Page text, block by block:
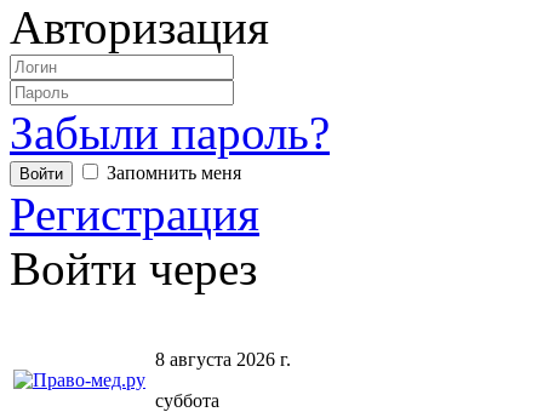
Авторизация
Забыли пароль?
Запомнить меня
Регистрация
Войти через
8 августа 2026 г.
суббота